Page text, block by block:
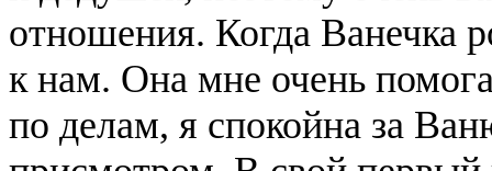
отношения. Когда Ванечка
к нам. Она мне очень
по делам, я спокойна за